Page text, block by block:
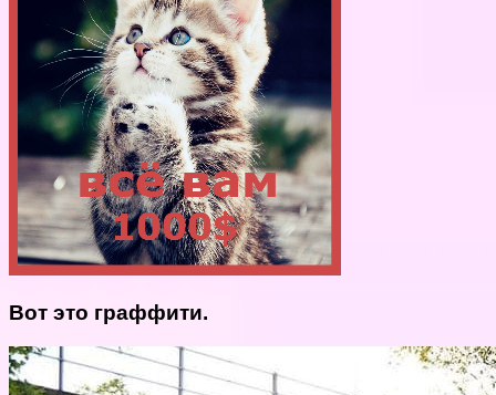
Вот это граффити.